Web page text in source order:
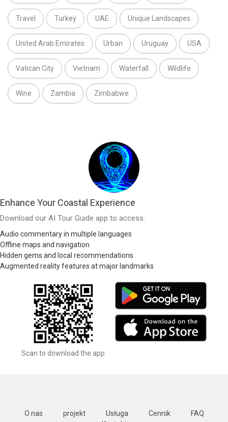
Travel Turkey UAE Unique Landscapes
United Arab Emirates Urban Uruguay USA
Vatican City Vietnam Waterfall Wildlife
Wine Zambia Zimbabwe
Enhance Your Coastal Experience
Download our AI Tour Guide app to access:
Audio commentary in multiple languages
Offline maps and navigation
Hidden gems and local recommendations
Augmented reality features at major landmarks
Scan to download the app
O nas projekt Usługa Cennik
FAQ